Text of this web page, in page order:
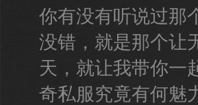
你有没有听说过那
没错，就是那个让
天，就让我带你一
奇私服究竟有何魅